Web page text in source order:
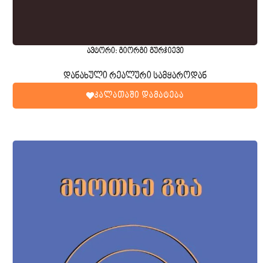
ავტორი: გიორგი გურჯიევი
დანახული რეალური სამყაროდან
კალათაში დამატება